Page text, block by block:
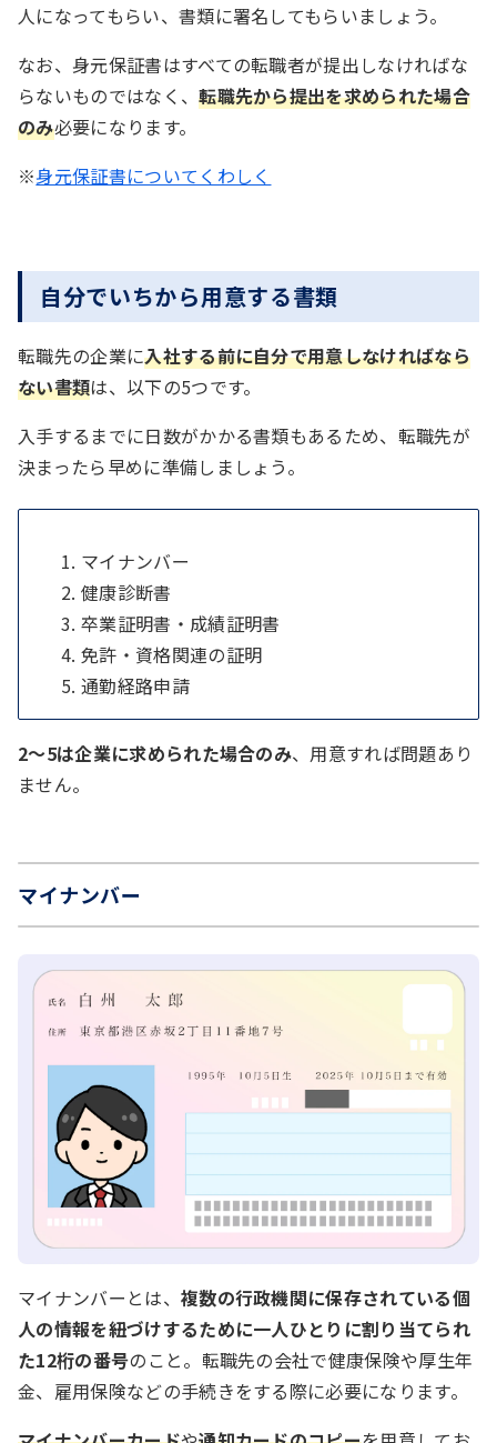
人になってもらい、書類に署名してもらいましょう。
なお、身元保証書はすべての転職者が提出しなければな
らないものではなく、転職先から提出を求められた場合
のみ必要になります。
※身元保証書についてくわしく
自分でいちから用意する書類
転職先の企業に入社する前に自分で用意しなければなら
ない書類は、以下の5つです。
入手するまでに日数がかかる書類もあるため、転職先が
決まったら早めに準備しましょう。
マイナンバー
健康診断書
卒業証明書・成績証明書
免許・資格関連の証明
通勤経路申請
2～5は企業に求められた場合のみ、用意すれば問題あり
ません。
マイナンバー
マイナンバーとは、 複数の行政機関に保存されている個
人の情報を紐づけするために一人ひとりに割り当てられ
た12桁の番号のこと。転職先の会社で健康保険や厚生年
金、雇用保険などの手続きをする際に必要になります。